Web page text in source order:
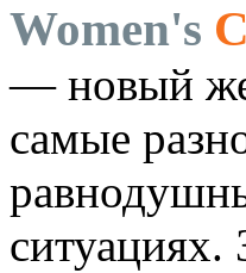
Women's
— новый
самые
ситуациях.